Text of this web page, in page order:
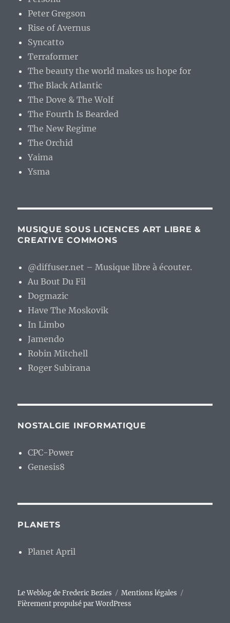
Peter Gregson
Rise of Avernus
Syncatto
Terraformer
The beauty the world makes us hope for
The Black Atlantic
The Dove & The Wolf
The Fourth Is Bearded
The New Regime
The Orchid
Yaima
Ysma
MUSIQUE SOUS LICENCES ART LIBRE &
CREATIVE COMMONS
@diffuser.net – Musique libre à écouter.
Au Bout Du Fil
Dogmazic
Have The Moskovik
In Limbo
Jamendo
Robin Mitchell
Roger Subirana
NOSTALGIE INFORMATIQUE
CPC-Power
Genesis8
PLANETS
Planet April
Le Weblog de Frederic Bezies
Mentions légales
Fièrement propulsé par WordPress